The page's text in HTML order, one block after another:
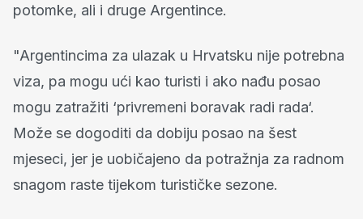
potomke, ali i druge Argentince.
"Argentincima za ulazak u Hrvatsku nije potrebna
viza, pa mogu ući kao turisti i ako nađu posao
mogu zatražiti ‘privremeni boravak radi rada‘.
Može se dogoditi da dobiju posao na šest
mjeseci, jer je uobičajeno da potražnja za radnom
snagom raste tijekom turističke sezone.